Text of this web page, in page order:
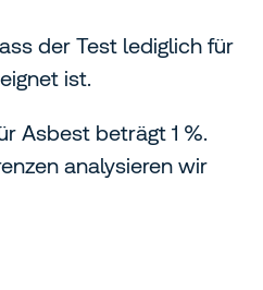
der Test lediglich für
ist.
Asbest beträgt 1 %.
analysieren wir